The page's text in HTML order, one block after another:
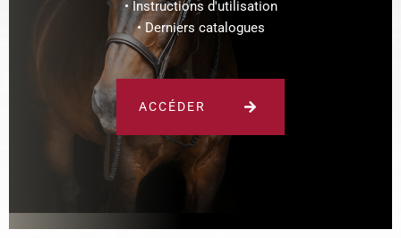
• Instructions d'utilisation
• Derniers catalogues
ACCÉDER